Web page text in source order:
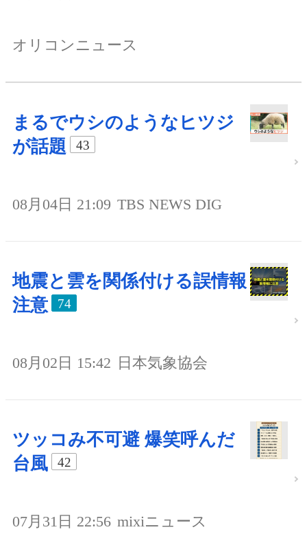
オリコンニュース
まるでウシのようなヒツジ
が話題
43
08月04日 21:09 TBS NEWS DIG
地震と雲を関係付ける誤情報
注意
74
08月02日 15:42 日本気象協会
ツッコみ不可避 爆笑呼んだ
台風
42
07月31日 22:56 mixiニュース